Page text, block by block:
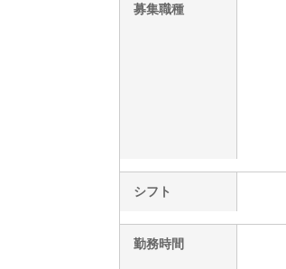
募集職種
シフト
勤務時間